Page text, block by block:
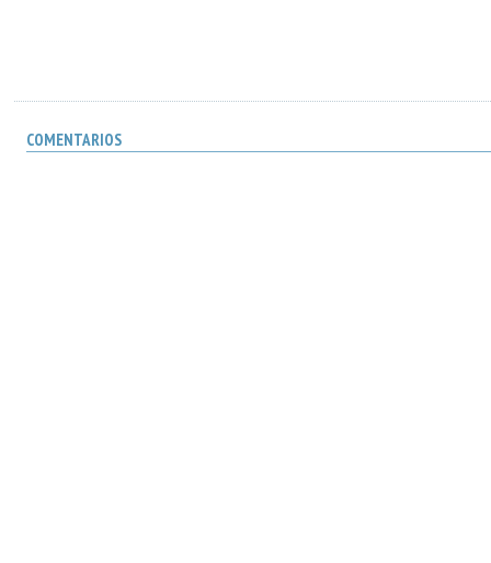
COMENTARIOS